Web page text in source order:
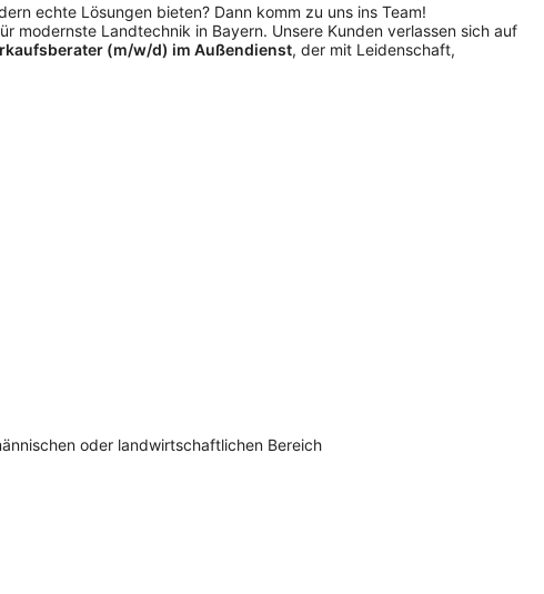
echte Lösungen bieten? Dann komm zu uns ins Team!
modernste Landtechnik in Bayern. Unsere Kunden verlassen sich auf
(m/w/d) im Außendienst, der mit Leidenschaft,
oder landwirtschaftlichen Bereich